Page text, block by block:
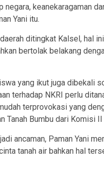
keanekaragaman
Yani itu.
ditingkat Kalsel, hal
bertolak belakang
yang ikut juga dibekali
terhadap NKRI perlu
terprovokasi yang
Tanah Bumbu dari Komisi
ancaman, Paman Yani
tanah air bahkan hal